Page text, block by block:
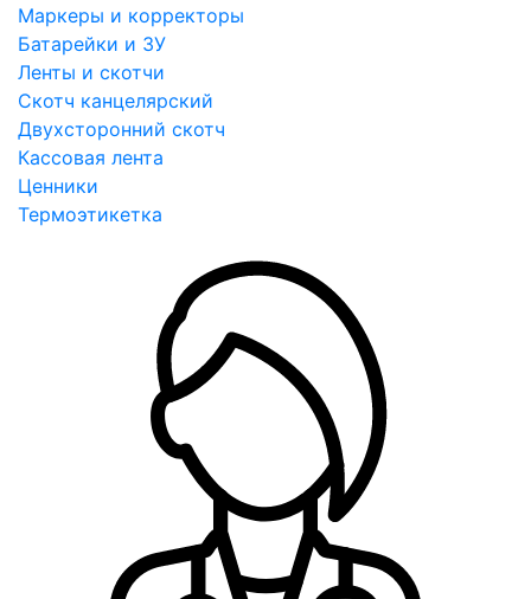
Маркеры и корректоры
Батарейки и ЗУ
Ленты и скотчи
Скотч канцелярский
Двухсторонний скотч
Кассовая лента
Ценники
Термоэтикетка